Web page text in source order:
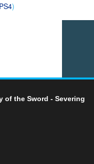
PS4)
of the Sword - Severing